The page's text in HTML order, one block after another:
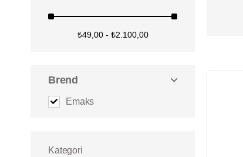
₺49,00 - ₺2.100,00
Brend
Emaks
Kategori